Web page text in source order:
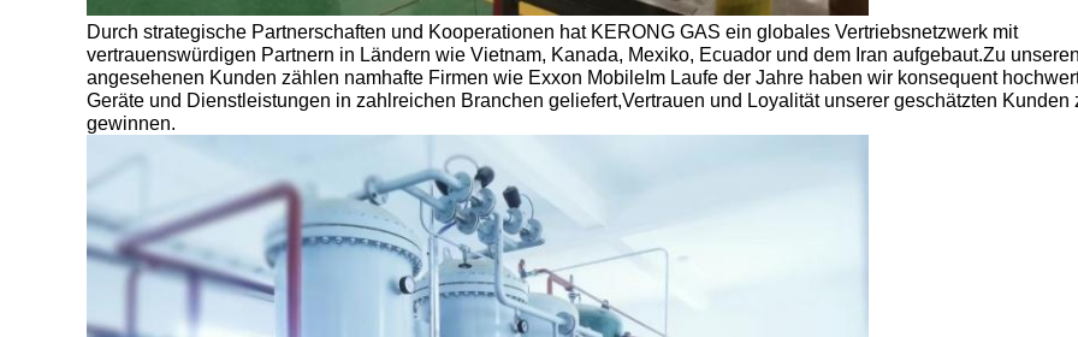
Durch strategische Partnerschaften und Kooperationen hat KERONG GAS ein globales Vertriebsnetzwerk mit
vertrauenswürdigen Partnern in Ländern wie Vietnam, Kanada, Mexiko, Ecuador und dem Iran aufgebaut.Zu unseren
angesehenen Kunden zählen namhafte Firmen wie Exxon MobileIm Laufe der Jahre haben wir konsequent
Geräte und Dienstleistungen in zahlreichen Branchen geliefert,Vertrauen und Loyalität unserer geschätzten Kunden
gewinnen.